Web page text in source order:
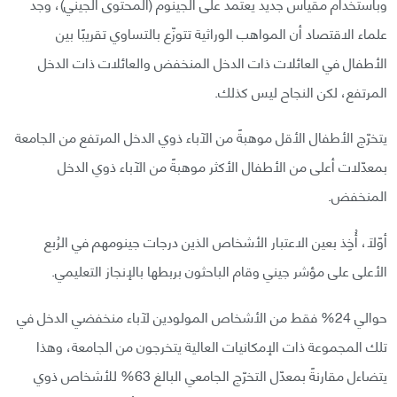
علماء الاقتصاد أن المواهب الوراثية تتوزّع بالتساوي تقريبًا بين
الأطفال في العائلات ذات الدخل المنخفض والعائلات ذات الدخل
المرتفع، لكن النجاح ليس كذلك.
يتخرّج الأطفال الأقل موهبةً من الآباء ذوي الدخل المرتفع من الجامعة
بمعدّلات أعلى من الأطفال الأكثر موهبةً من الآباء ذوي الدخل
المنخفض.
أوّلَا، أُخِذ بعين الاعتبار الأشخاص الذين درجات جينومهم في الرُبع
الأعلى على مؤشر جيني وقام الباحثون بربطها بالإنجاز التعليمي.
حوالي 24% فقط من الأشخاص المولودين لآباء منخفضي الدخل في
تلك المجموعة ذات الإمكانيات العالية يتخرجون من الجامعة، وهذا
يتضاءل مقارنةً بمعدّل التخرّج الجامعي البالغ 63% للأشخاص ذوي